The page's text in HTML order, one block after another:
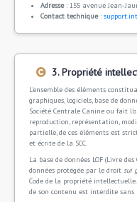
Adresse: 155 avenue Jean-
Contact technique:
3. Propriété
L'ensemble des éléments
graphiques, logiciels, base de
Société Centrale Canine ou fait
reproduction, représentation,
partielle, de ces éléments est
et écrite de la SCC.
La base de données LOF (Livre
données protégée par le droit sui
Code de la propriété
de son contenu est interdite